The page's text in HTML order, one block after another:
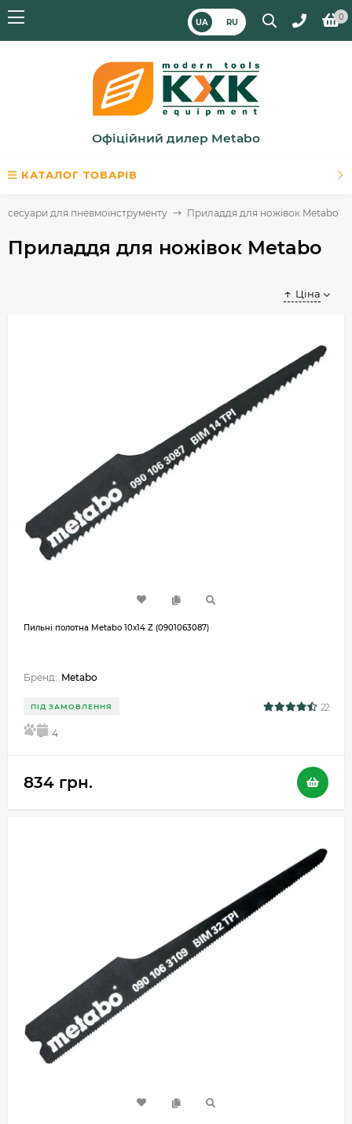
UA RU
0
Офіційний дилер Metabo
КАТАЛОГ ТОВАРІВ
для пневмоінструменту Приладдя для ножівок Metabo
Приладдя для ножівок Metabo
Ціна
Пильні полотна Metabo 10х14 Z (0901063087)
Бренд: Metabo
ПІД ЗАМОВЛЕННЯ 22
5 4
834 грн.